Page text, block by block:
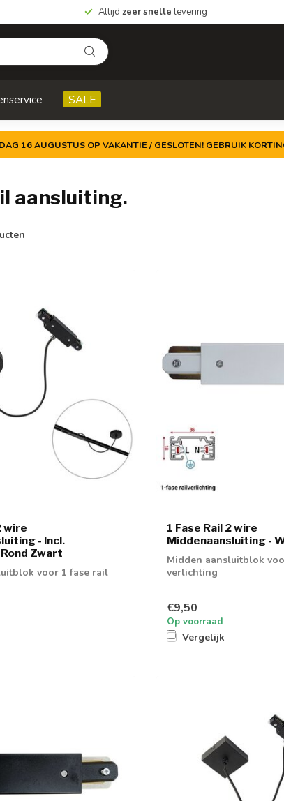
Altijd zeer snelle levering
SALE
16 AUGUSTUS OP VAKANTIE / GESLOTEN! GEBRUIK
aansluiting.
wire
- Incl.
Zwart
voor 1 fase rail
1 Fase Rail 2 wire
Middenaansluiting -
Midden aansluitblok
verlichting
€9,50
Op voorraad
Vergelijk